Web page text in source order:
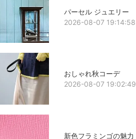
パーセル ジュエリー
2026-08-07 19:14:58
おしゃれ秋コーデ
2026-08-07 19:02:49
新色フラミンゴの魅力